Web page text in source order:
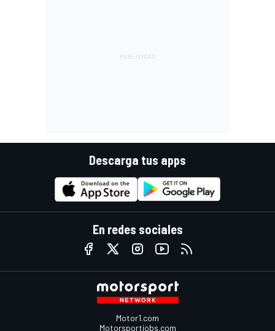
Descarga tus apps
En redes sociales
Motor1.com
Motorsportjobs.com